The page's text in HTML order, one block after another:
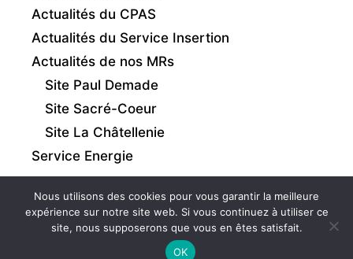
Actualités du CPAS
Actualités du Service Insertion
Actualités de nos MRs
Site Paul Demade
Site Sacré-Coeur
Site La Châtellenie
Service Energie
Intranet|Mentions légales|Gestion des cookies
Nous utilisons des cookies pour vous garantir la meilleure
expérience sur notre site web. Si vous continuez à utiliser ce
site, nous supposerons que vous en êtes satisfait.
OK